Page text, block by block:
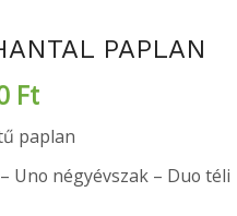
PAPLAN
Ft
paplan
Uno négyévszak – Duo téli